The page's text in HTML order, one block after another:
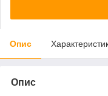
Опис
Опис